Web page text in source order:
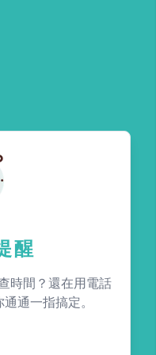
醒
時間？還在用電話
通一指搞定。